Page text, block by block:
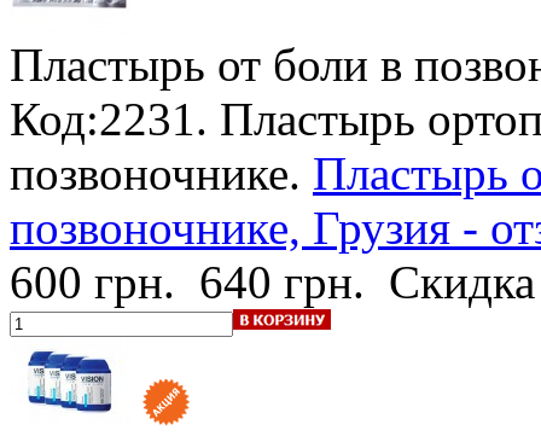
Пластырь от боли в
Код:2231. Пластырь
позвоночнике. Пластырь
позвоночнике, Грузия -
600 грн. 640 грн.